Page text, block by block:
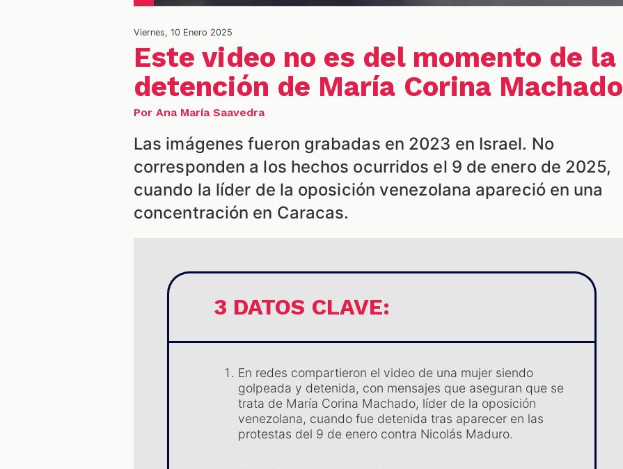
Viernes, 10 Enero 2025
Este video no es del momento de la
detención de María Corina Machado
Por Ana María Saavedra
Las imágenes fueron grabadas en 2023 en Israel. No
corresponden a los hechos ocurridos el 9 de enero de 2025,
cuando la líder de la oposición venezolana apareció en una
concentración en Caracas.
3 DATOS CLAVE:
En redes compartieron el video de una mujer siendo
golpeada y detenida, con mensajes que aseguran que se
trata de María Corina Machado, líder de la oposición
venezolana, cuando fue detenida tras aparecer en las
protestas del 9 de enero contra Nicolás Maduro.